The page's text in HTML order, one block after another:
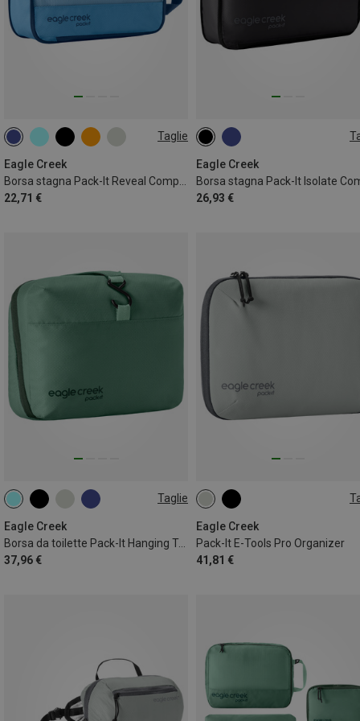
Taglie
Eagle Creek
22,71 €
1L | S
Eagle Creek
26,93 €
2.5L | M
Taglie
Eagle Creek
Borsa da toilette Pack-It Hanging Toiletry Kit
37,96 €
7L
Eagle Creek
Pack-It E-Tools Pro Organizer
41,81 €
ONE SIZE